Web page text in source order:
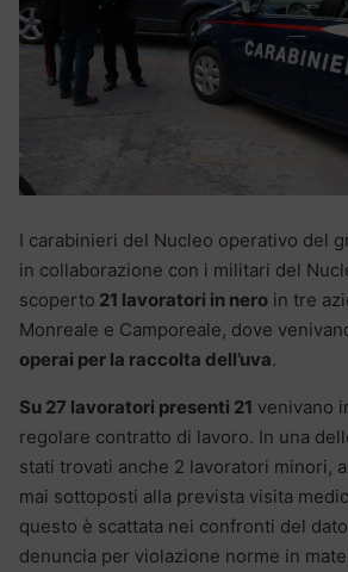
I carabinieri del Nucleo operativo del
in collaborazione con i militari del
scoperto 21 lavoratori in nero in tre
Monreale e Camporeale, dove
operai per la raccolta dell’uva.
Su 27 lavoratori presenti 21 venivano
regolare contratto di lavoro. In una
stati trovati anche 2 lavoratori minori,
mai sottoposti alla prevista visita
questo è scattata nei confronti del
denuncia per violazione norme in